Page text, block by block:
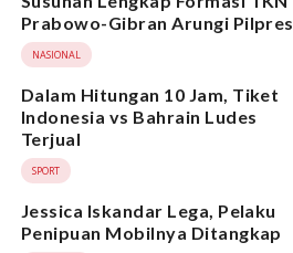
Prabowo-Gibran Arungi Pilpres
2024, Ada Ridwan Kamil hingga
Suami Yenny Wahid
NASIONAL
Dalam Hitungan 10 Jam, Tiket
Indonesia vs Bahrain Ludes
Terjual
SPORT
Jessica Iskandar Lega, Pelaku
Penipuan Mobilnya Ditangkap